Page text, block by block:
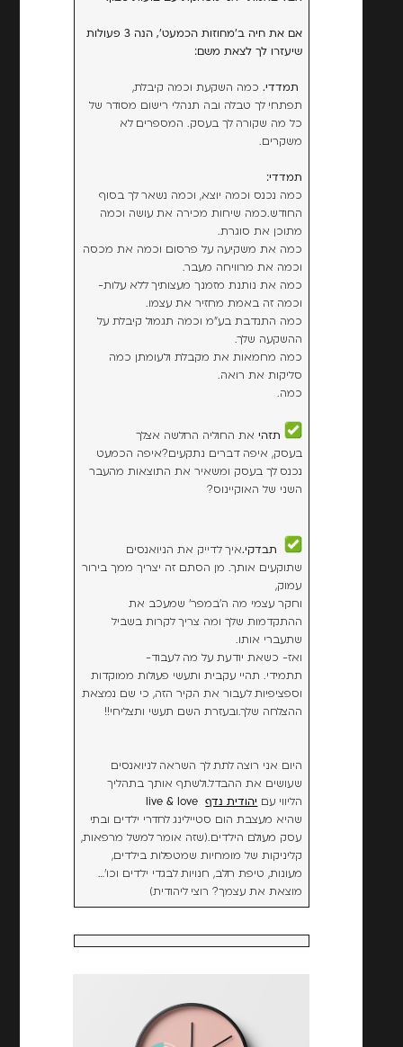
אם את חיה ב'מחוזות הכמעט',
הנה 3 פעולות
שיעזרו לך לצאת משם:
תמדדי. כמה השקעת וכמה קיבלת,
תפתחי לך טבלה ובה תנהלי רישום מסודר של
כל מה שקורה לך בעסק. המספרים לא
משקרים.
תמדדי:
כמה נכנס וכמה יוצא, וכמה נשאר לך בסוף
החודש.כמה שיחות מכירה את עושה וכמה
מתוכן את סוגרת.
כמה את משקיעה על פרסום וכמה את מכסה
וכמה את מרוויחה מעבר.
כמה את נותנת מזמנך מעצותיך ללא עלות-
וכמה זה באמת מחזיר את עצמו.
כמה התנדבת בע"מ וכמה תגמול קיבלת על
ההשקעה שלך.
כמה מחמאות את מקבלת ולעומתן כמה
סליקות את רואה.
כמה.
תזהי את החוליה החלשה אצלך
בעסק, איפה דברים נתקעים?איפה הכמעט
נכנס לך בעסק ומשאיר את התוצאות מהעבר
השני של האוקיינוס?
תבדקי.איך לדייק את הניואנסים
שתוקעים אותך. מן הסתם זה יצריך ממך בירור
עמוק,
וחקר עצמי מה ה'במפר' שמעכב את
ההתקדמות שלך ומה צריך לקרות בשביל
שתעברי אותו.
ואז- כשאת יודעת על מה לעבוד-
תתמידי. תהיי עקבית ותעשי פעולות ממוקדות
וספציפיות לעבור את הקיר הזה, כי שם נמצאת
ההצלחה שלך.ובעזרת השם תעשי ותצליחי!!
היום אני רוצה לתת לך השראה לניואנסים
שעושים את ההבדל.ולשתף אותך בתהליך
הליווי עם יהודית נדף
live & love
שהיא מעצבת הום סטיילינג לחדרי ילדים ובתי
עסק מעולם הילדים.(שזה אומר למשל מרפאות,
קליניקות של מומחיות שמטפלות בילדים,
מעונות, טיפת חלב, חנויות לבגדי ילדים וכו'…
מוצאת את עצמך? רוצי ליהודית)